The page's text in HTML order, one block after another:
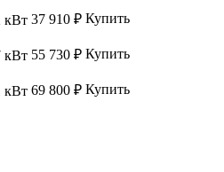
кВт 37 910 ₽ Купить
кВт 55 730 ₽ Купить
кВт 69 800 ₽ Купить